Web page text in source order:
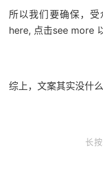
所以我们要确保，
here, 点击see more
综上，文案其实没什
长